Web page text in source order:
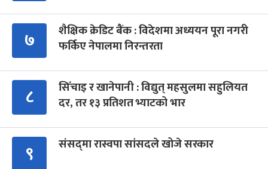
७
शैक्षिक क्रेडिट बैंक : विदेशमा अध्ययन पूरा नगरी
फर्किए नेपालमा निरन्तरता
८
सिँचाइ र खानेपानी : विद्युत् महसुलमा सहुलियत
दर, तर १३ प्रतिशत भ्याटको भार
९ संसद्‍मा रास्वपा सांसदले खोजे सरकार